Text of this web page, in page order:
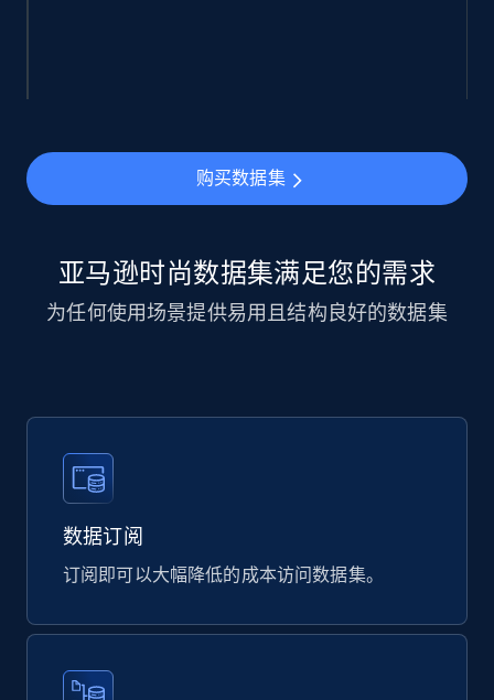
购买数据集
亚马逊时尚数据集满足您的需求
为任何使用场景提供易用且结构良好的数据集
数据订阅
订阅即可以大幅降低的成本访问数据集。